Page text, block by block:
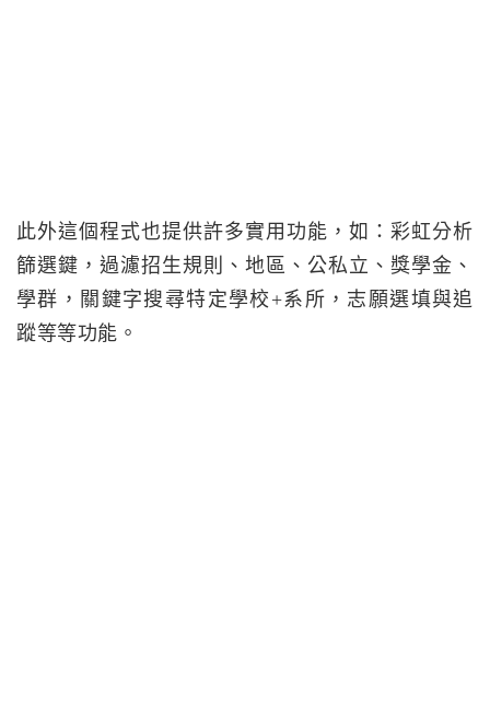
此外這個程式也提供許多實用功能，如：彩虹分析
篩選鍵，過濾招生規則、地區、公私立、獎學金、
學群，關鍵字搜尋特定學校+系所，志願選填與追
蹤等等功能。